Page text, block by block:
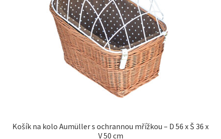
Košík na kolo Aumüller s ochrannou mřížkou – D 56 x Š 36 x
V 50 cm